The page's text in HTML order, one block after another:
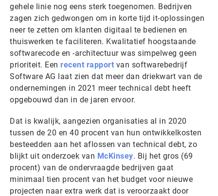
gehele linie nog eens sterk toegenomen. Bedrijven
zagen zich gedwongen om in korte tijd it-oplossingen
neer te zetten om klanten digitaal te bedienen en
thuiswerken te faciliteren. Kwalitatief hoogstaande
softwarecode en -architectuur was simpelweg geen
prioriteit. Een recent rapport van softwarebedrijf
Software AG laat zien dat meer dan driekwart van de
ondernemingen in 2021 meer technical debt heeft
opgebouwd dan in de jaren ervoor.
Dat is kwalijk, aangezien organisaties al in 2020
tussen de 20 en 40 procent van hun ontwikkelkosten
besteedden aan het aflossen van technical debt, zo
blijkt uit onderzoek van McKinsey. Bij het gros (69
procent) van de ondervraagde bedrijven gaat
minimaal tien procent van het budget voor nieuwe
projecten naar extra werk dat is veroorzaakt door